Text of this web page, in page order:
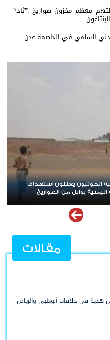
معظم مخزون صواريخ \"ثاد\"
السلمي في العاصمة عدن
الحوثيون يعلنون استهداف
بوابل من الصواريخ
مقالات
هدية في خلافات أبوظبي والرياض